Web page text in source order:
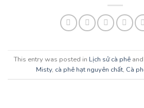
This entry was posted in Lịch sử cà phêand
Misty, cà phê hạt nguyên chất, Cà